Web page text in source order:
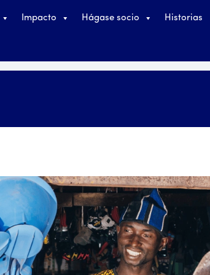
Impacto Hágase socio Historias